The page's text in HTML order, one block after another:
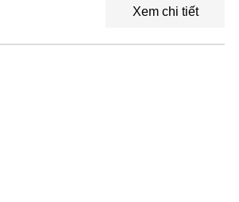
Xem chi tiết